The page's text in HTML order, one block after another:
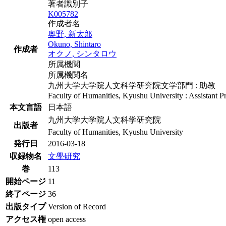
作成者
著者識別子
K005782
作成者名
奥野, 新太郎
Okuno, Shintaro
オクノ, シンタロウ
所属機関
所属機関名
九州大学大学院人文科学研究院文学部門 : 助教
Faculty of Humanities, Kyushu University : Assistant
本文言語
日本語
出版者
九州大学大学院人文科学研究院
Faculty of Humanities, Kyushu University
発行日
2016-03-18
収録物名
文學研究
巻
113
開始ページ 11
終了ページ 36
出版タイプ Version of Record
アクセス権 open access